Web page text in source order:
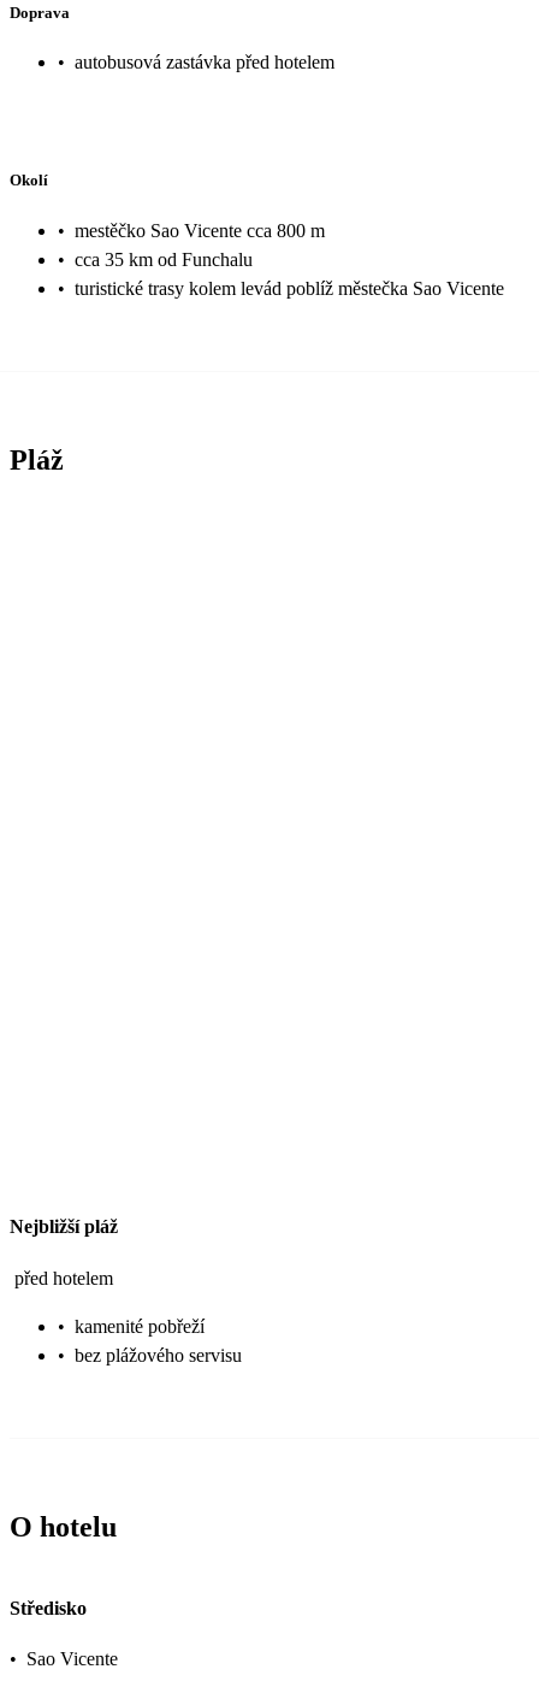
Doprava
• autobusová zastávka před hotelem
Okolí
• mestěčko Sao Vicente cca 800 m
• cca 35 km od Funchalu
• turistické trasy kolem levád poblíž městečka Sao Vicente
Pláž
Nejbližší pláž
před hotelem
• kamenité pobřeží
• bez plážového servisu
O hotelu
Středisko
• Sao Vicente